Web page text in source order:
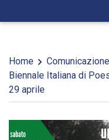
Home Comunicazione
Biennale Italiana di
29 aprile